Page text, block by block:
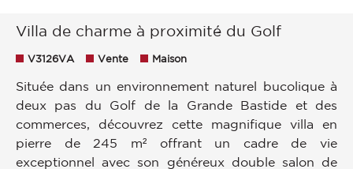
Villa de charme à proximité du Golf
V3126VA Vente Maison
Située dans un environnement naturel bucolique à
deux pas du Golf de la Grande Bastide et des
commerces, découvrez cette magnifique villa en
pierre de 245 m² offrant un cadre de vie
exceptionnel avec son généreux double salon de